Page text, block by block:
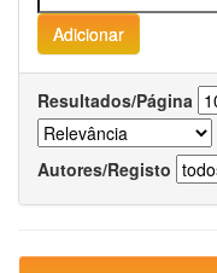
Resultados/Página
Autores/Registo